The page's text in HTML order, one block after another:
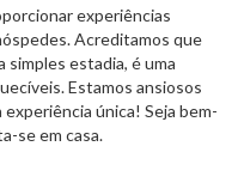
experiências
Acreditamos que
simples estadia, é uma
Estamos ansiosos
única! Seja bem-
se em casa.